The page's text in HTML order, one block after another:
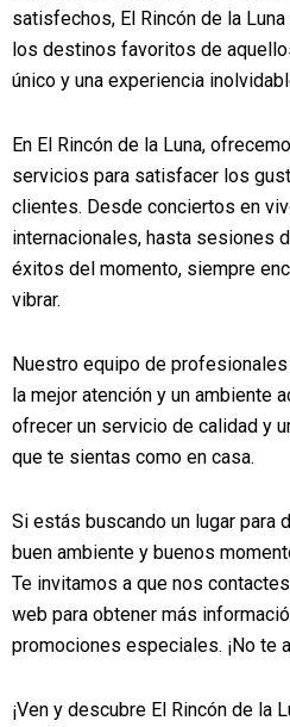
satisfechos, El Rincón de la
los destinos favoritos de
único y una experiencia
En El Rincón de la Luna,
servicios para satisfacer los
clientes. Desde conciertos en
internacionales, hasta sesiones
éxitos del momento, siempre
vibrar.
Nuestro equipo de
la mejor atención y un ambiente
ofrecer un servicio de calidad y
que te sientas como en casa.
Si estás buscando un lugar para
buen ambiente y buenos
Te invitamos a que nos
web para obtener más
promociones especiales. ¡No te
¡Ven y descubre El Rincón de la